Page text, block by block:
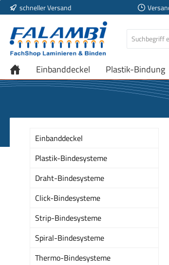
Hauptinhalt springen
Zur Suche springen
Zur Hauptnavigation springen
schneller Versand
Einbanddeckel Plastik-Bindung
Einbanddeckel
Plastik-Bindesysteme
Draht-Bindesysteme
Click-Bindesysteme
Strip-Bindesysteme
Spiral-Bindesysteme
Thermo-Bindesysteme